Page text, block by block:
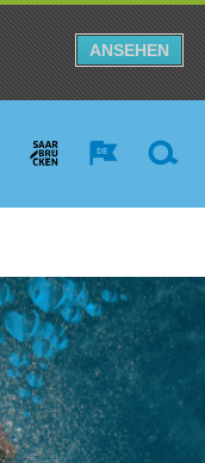
ANSEHEN